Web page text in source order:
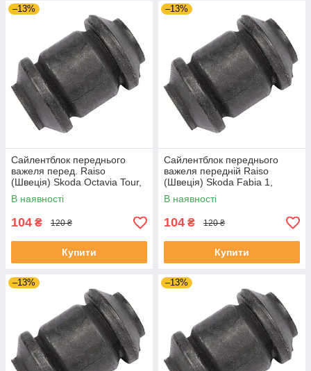
–13%
Сайлентблок переднього
важеля перед. Raiso
(Швеція) Skoda Octavia Tour,
Октавія Тур 96- #RL-1J0182V
UAJOTLS4
В наявності
104 ₴ 120 ₴
Купити
–13%
Сайлентблок переднього
важеля передній Raiso
(Швеція) Skoda Fabia 1,
Шкода Фабія 1 99-08 #RL-
1J0182V UAXPUCH4
В наявності
104 ₴ 120 ₴
Купити
–13% –13%